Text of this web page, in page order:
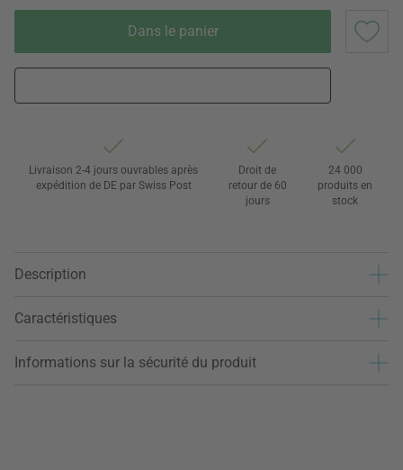
Dans le panier
Livraison 2-4 jours ouvrables après
expédition de DE par Swiss Post
Droit de
retour de 60
jours
24 000
produits en
stock
Description
Caractéristiques
Informations sur la sécurité du produit